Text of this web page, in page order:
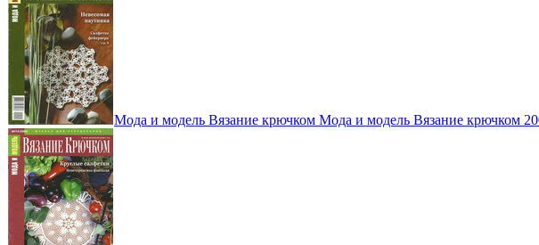
Мода и модель Вязание крючком Мода и модель Вязание крючком